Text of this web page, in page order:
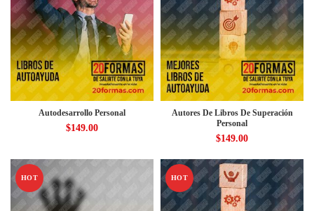
Autodesarrollo Personal
$149.00
Autores De Libros De Superación
Personal
$149.00
HOT HOT